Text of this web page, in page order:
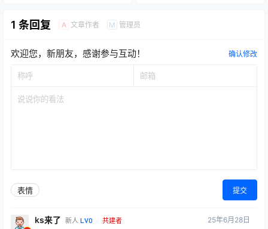
1 条回复 A 文章作者 M 管理员
欢迎您，新朋友，感谢参与互动！ 确认修改
表情 提交
ks来了 新人 LV0 共建者 25年6月28日